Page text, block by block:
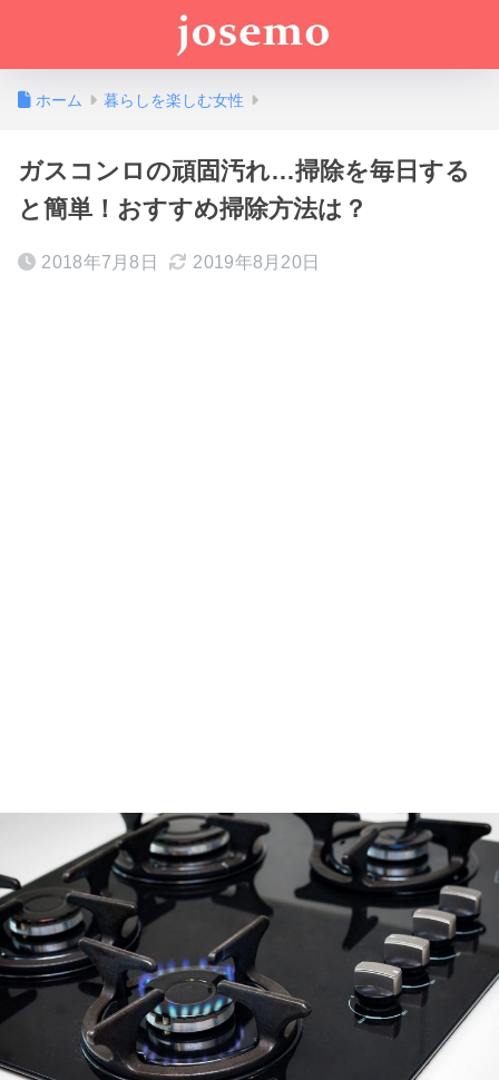
ホーム 暮らしを楽しむ女性
ガスコンロの頑固汚れ…掃除を毎日する
と簡単！おすすめ掃除方法は？
2018年7月8日 2019年8月20日